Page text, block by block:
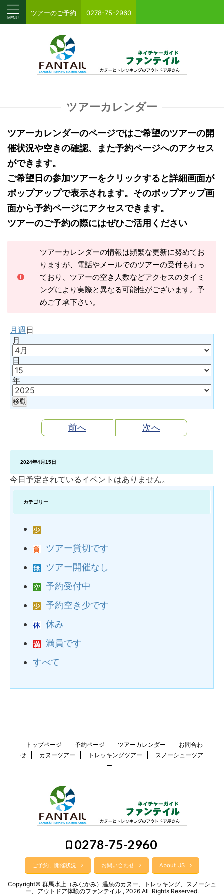
ツアーのご予約 0278-75-2960
ツアーカレンダー
ツアーカレンダーのページではご希望のツアーの開
催状況や空きの確認、また予約ページへのアクセス
ができます。
ご希望日の参加ツアーをクリックすると詳細画面が
ポップアップで表示されます。そのポップアップ画
面から予約ページにアクセスできます。
ツアーのご予約の際にはぜひご活用ください
ツアーカレンダーの情報は頻繁な更新に努めてお
りますが、電話やメールでのツアーの受付も行っ
ており、ツアーの空き人数などアクセスのタイミ
ングにより実際と異なる可能性がございます。予
めご了承下さい。
月週 日
月
日
年
前へ 次へ
2024年4月15日
今日予定されているイベントはありません。
カテゴリー
ツアー貸切です
ツアー開催なし
予約受付中
予約空き少です
休み
満員です
すべて
トップページ 予約ページ ツアーカレンダー
お問合わ
せ
カヌーツアー トレッキングツアー
スノーシューツア
ー
0278-75-2960
ご予約、開催状況 お問い合わせ About US
Copyright© 群馬水上（みなかみ）温泉のカヌー、トレッキング、スノーシュ
ー、アウトドア体験のファンテイル , 2026 All Rights Reserved.